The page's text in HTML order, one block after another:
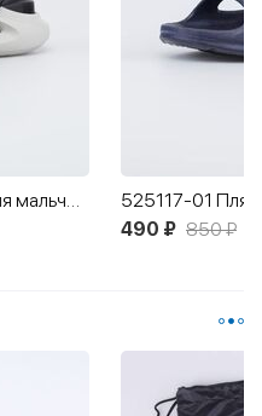
525163-01 Пляжная обувь для мальчика
525117-01
490 ₽ 850 ₽